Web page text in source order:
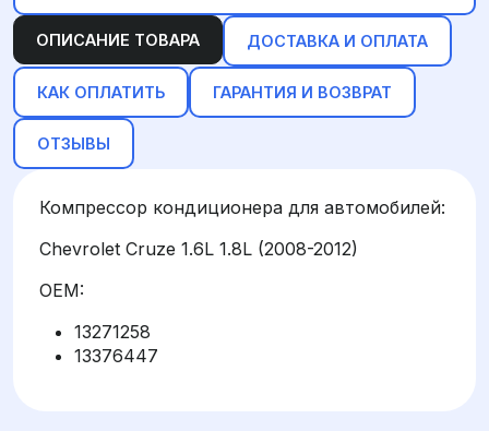
ОПИСАНИЕ ТОВАРА ДОСТАВКА И ОПЛАТА
КАК ОПЛАТИТЬ ГАРАНТИЯ И ВОЗВРАТ
ОТЗЫВЫ
Компрессор кондиционера для автомобилей:
Chevrolet Cruze 1.6L 1.8L (2008-2012)
OEM:
13271258
13376447